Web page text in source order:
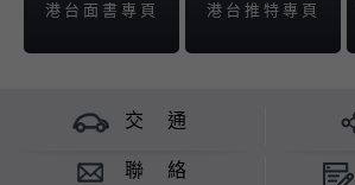
港台面書 專頁 港台推特專頁
交 通
聯 絡